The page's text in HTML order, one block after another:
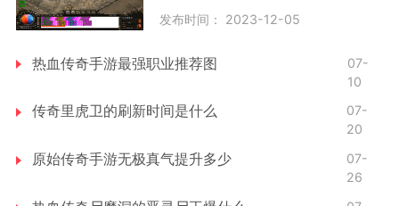
发布时间： 2023-12-05
热血传奇手游最强职业推荐图
07-
10
传奇里虎卫的刷新时间是什么
07-
20
原始传奇手游无极真气提升多少
07-
26